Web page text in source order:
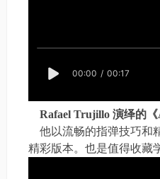
Rafael Trujillo 演绎的《
他以流畅的指弹技巧和
精彩版本。也是值得收藏